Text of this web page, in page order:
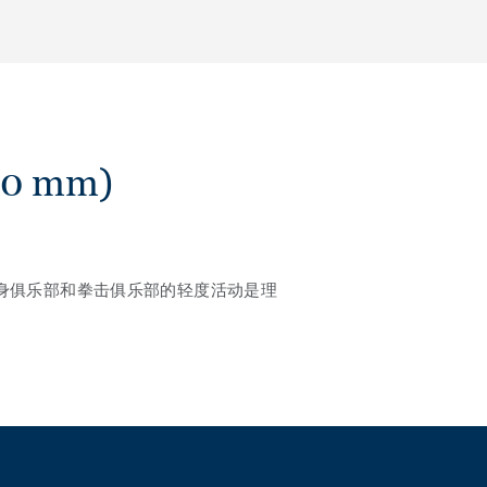
mm)
乐部和拳击俱乐部的轻度活动是理